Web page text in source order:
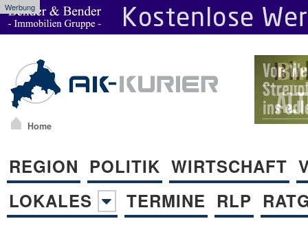
Werbung
Home
REGION POLITIK WIRTSCHAFT
LOKALES
TERMINE RLP